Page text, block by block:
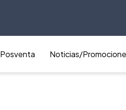
Posventa Noticias/